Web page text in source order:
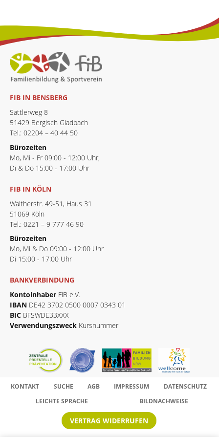
FIB IN BENSBERG
Sattlerweg 8
51429 Bergisch Gladbach
Tel.: 02204 – 40 44 50
Bürozeiten
Mo, Mi - Fr 09:00 - 12:00 Uhr,
Di & Do 15:00 - 17:00 Uhr
FIB IN KÖLN
Waltherstr. 49-51, Haus 31
51069 Köln
Tel.: 0221 – 9 777 46 90
Bürozeiten
Mo, Mi & Do 09:00 - 12:00 Uhr
Di 15:00 - 17:00 Uhr
BANKVERBINDUNG
Kontoinhaber FiB e.V.
IBAN DE42 3702 0500 0007 0343 01
BIC BFSWDE33XXX
Verwendungszweck Kursnummer
KONTAKT SUCHE AGB IMPRESSUM
DATENSCHUTZ
LEICHTE SPRACHE
BILDNACHWEISE
VERTRAG WIDERRUFEN